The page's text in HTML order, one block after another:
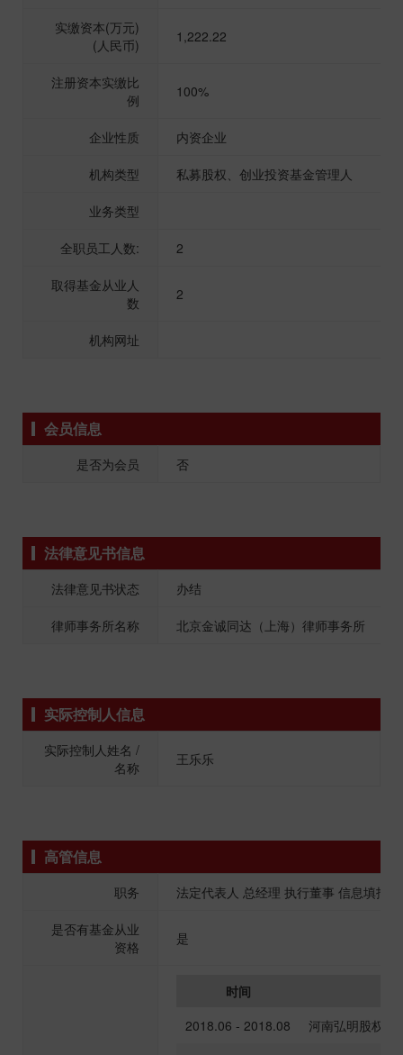
实缴资本(万元)
(人民币)
1,222.22
注册资本实缴比
例
100%
企业性质 内资企业
机构类型 私募股权、创业投资基金管理人
业务类型
全职员工人数: 2
取得基金从业人
数
2
机构网址
会员信息
是否为会员 否
法律意见书信息
法律意见书状态 办结
律师事务所名称 北京金诚同达（上海）律师事务所
实际控制人信息
实际控制人姓名 /
名称
王乐乐
高管信息
职务 法定代表人 总经理 执行董事 信息填报
是否有基金从业
资格
是
时间
2018.06 - 2018.08
河南弘明股权投